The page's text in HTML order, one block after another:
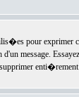
pour exprimer
message.